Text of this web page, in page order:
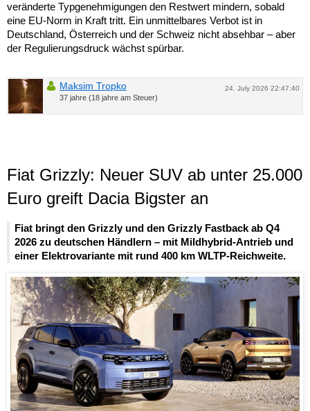
veränderte Typgenehmigungen den Restwert mindern, sobald
eine EU-Norm in Kraft tritt. Ein unmittelbares Verbot ist in
Deutschland, Österreich und der Schweiz nicht absehbar – aber
der Regulierungsdruck wächst spürbar.
24. July 2026 22:47:40
Maksim Tropko
37 jahre (18 jahre am Steuer)
Fiat Grizzly: Neuer SUV ab unter 25.000
Euro greift Dacia Bigster an
Fiat bringt den Grizzly und den Grizzly Fastback ab Q4
2026 zu deutschen Händlern – mit Mildhybrid-Antrieb und
einer Elektrovariante mit rund 400 km WLTP-Reichweite.